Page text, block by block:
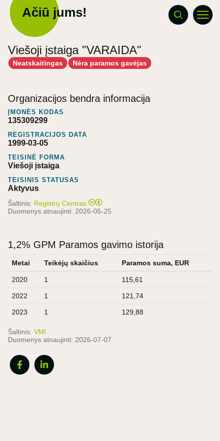
Ačiū jums!
Viešoji įstaiga "VARAIDA"
Neatskaitingas Nėra paramos gavėjas
Organizacijos bendra informacija
ĮMONĖS KODAS
135309299
REGISTRACIJOS DATA
1999-03-05
TEISINĖ FORMA
Viešoji įstaiga
TEISINIS STATUSAS
Aktyvus
Šaltinis: Registrų Centras
Duomenys atnaujinti: 2026-05-25
1,2% GPM Paramos gavimo istorija
Metai Teikėjų skaičius Paramos suma, EUR
2020 1 115,61
2022 1 121,74
2023 1 129,88
Šaltinis: VMI
Duomenys atnaujinti: 2026-07-07